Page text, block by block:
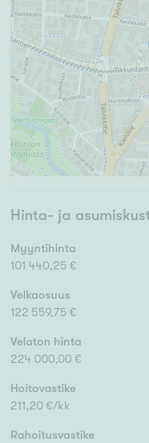
Hinta- ja
Myyntihinta
101 440,25 €
Velkaosuus
122 559,75 €
Velaton hinta
224 000,00 €
Hoitovastike
211,20 €/kk
Rahoitusvastike